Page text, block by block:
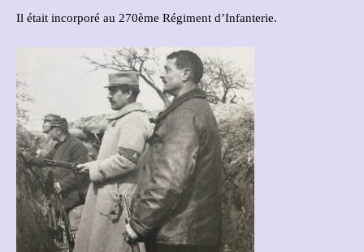
Il était incorporé au 270ème Régiment d’Infanterie.